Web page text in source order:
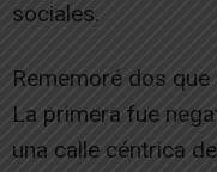
sociales.
Rememoré dos
La primera fue
una calle céntrica